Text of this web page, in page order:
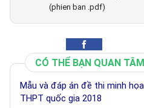
(phien ban .pdf)
CÓ THỂ BẠN QUAN TÂM
Mẫu và đáp án đề thi minh
THPT quốc gia 2018